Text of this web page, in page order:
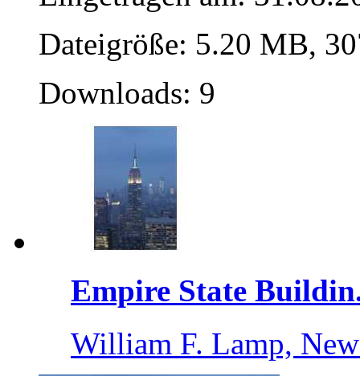
Dateigröße: 5.20 MB,
Downloads: 9
Empire State
William F. Lamp,